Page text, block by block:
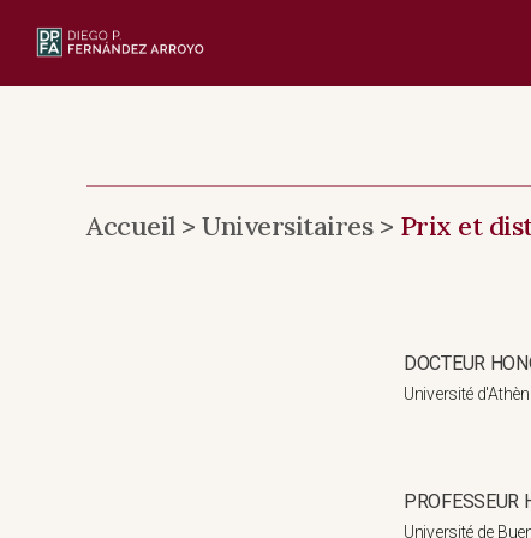
Accueil > Universitaires > Prix et
DOCTEUR
Université
PROFESSEUR
Université de